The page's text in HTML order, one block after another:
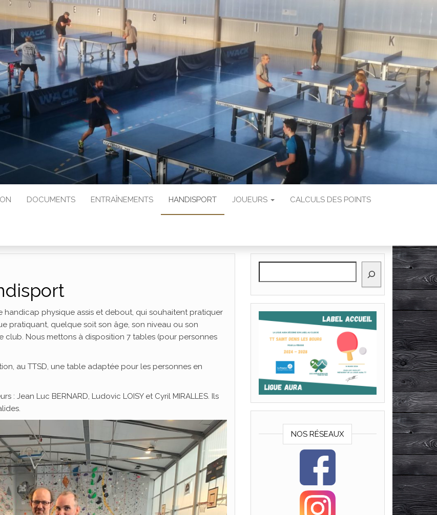
TENNIS DE TABLE ST
LES BOURG 01 AIN
DOCUMENTS ENTRAÎNEMENTS HANDISPORT JOUEURS CALCULS DES POINTS
handicap physique assis et debout, qui souhaitent pratiquer
pratiquant, quelque soit son âge, son niveau ou son
Nous mettons à disposition 7 tables (pour personnes
au TTSD, une table adaptée pour les personnes en
Jean Luc BERNARD, Ludovic LOISY et Cyril MIRALLES. Ils
NOS RÉSEAUX